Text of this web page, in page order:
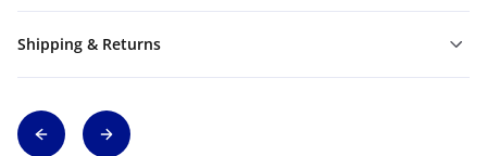
Shipping & Returns